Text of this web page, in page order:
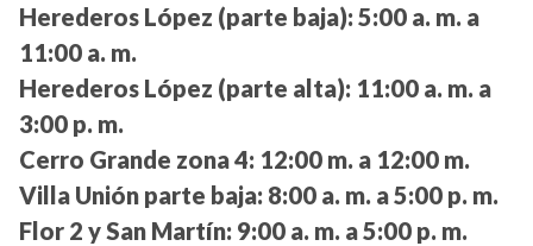
Herederos López (parte baja): 5:00 a. m. a
11:00 a. m.
Herederos López (parte alta): 11:00 a. m. a
3:00 p. m.
Cerro Grande zona 4: 12:00 m. a 12:00 m.
Villa Unión parte baja: 8:00 a. m. a 5:00 p. m.
Flor 2 y San Martín: 9:00 a. m. a 5:00 p. m.